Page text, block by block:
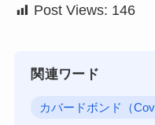
Post Views: 146
関連ワード
カバードボンド（